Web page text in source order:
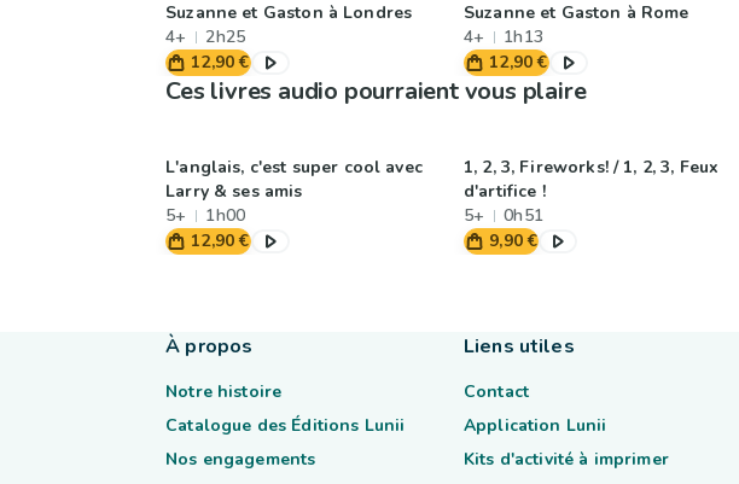
Suzanne et Gaston à Londres
4+
2h25
12,90 €
Suzanne et Gaston à Rome
4+
1h13
12,90 €
Ces livres audio pourraient vous plaire
L'anglais, c'est super cool avec
Larry & ses amis
5+
1h00
12,90 €
1, 2, 3, Fireworks! / 1, 2, 3, Feux
d'artifice !
5+
0h51
9,90 €
À propos
Notre histoire
Catalogue des Éditions Lunii
Nos engagements
Liens utiles
Contact
Application Lunii
Kits d'activité à imprimer